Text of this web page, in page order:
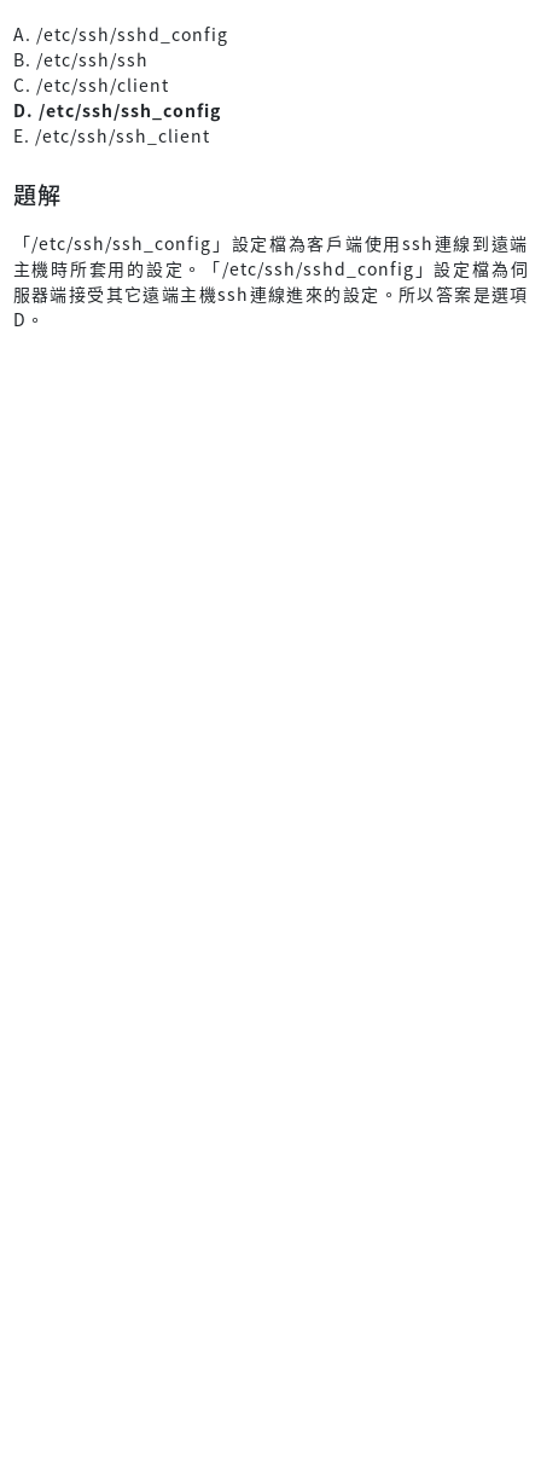
A. /etc/ssh/sshd_config
B. /etc/ssh/ssh
C. /etc/ssh/client
D. /etc/ssh/ssh_config
E. /etc/ssh/ssh_client
題解
「/etc/ssh/ssh_config」設定檔為客戶端使用ssh連線到遠端
主機時所套用的設定。「/etc/ssh/sshd_config」設定檔為伺
服器端接受其它遠端主機ssh連線進來的設定。所以答案是選項
D。